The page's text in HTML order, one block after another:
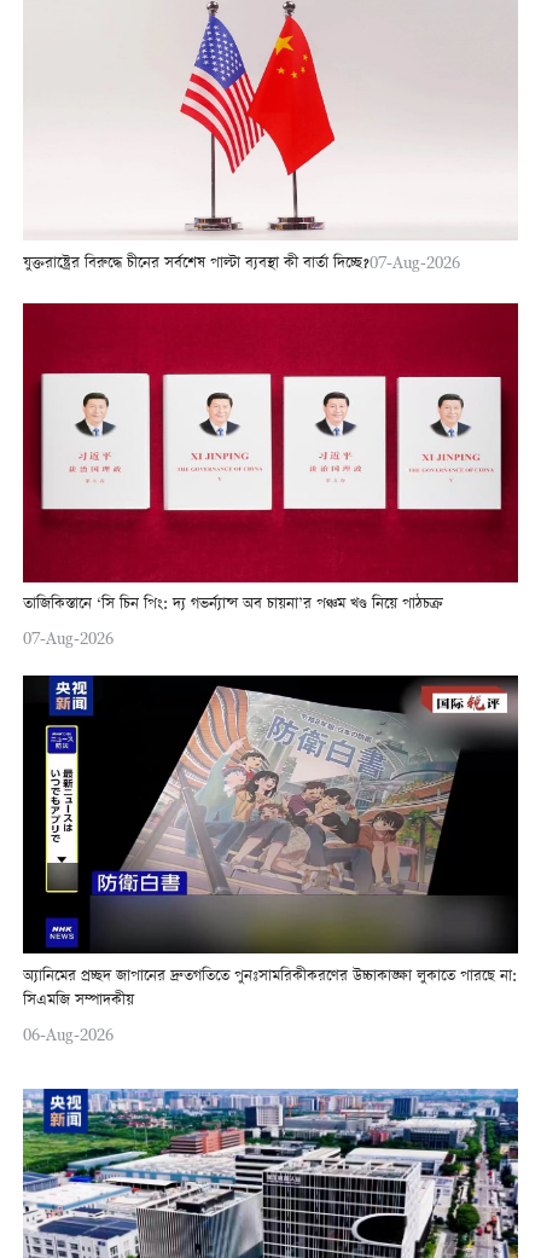
যুক্তরাষ্ট্রের বিরুদ্ধে চীনের সর্বশেষ পাল্টা ব্যবস্থা কী বার্তা দিচ্ছে?07-Aug-2026
তাজিকিস্তানে ‘সি চিন পিং: দ্য গভর্ন্যান্স অব চায়না’র পঞ্চম খণ্ড নিয়ে পাঠচক্র
07-Aug-2026
অ্যানিমের প্রচ্ছদ জাপানের দ্রুতগতিতে পুনঃসামরিকীকরণের উচ্চাকাঙ্ক্ষা লুকাতে পারছে না:
সিএমজি সম্পাদকীয়
06-Aug-2026